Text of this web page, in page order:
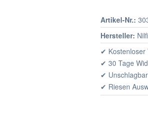
Artikel-Nr.:
Hersteller:
✔ Kostenloser
✔ 30 Tage
✔
✔ Riesen